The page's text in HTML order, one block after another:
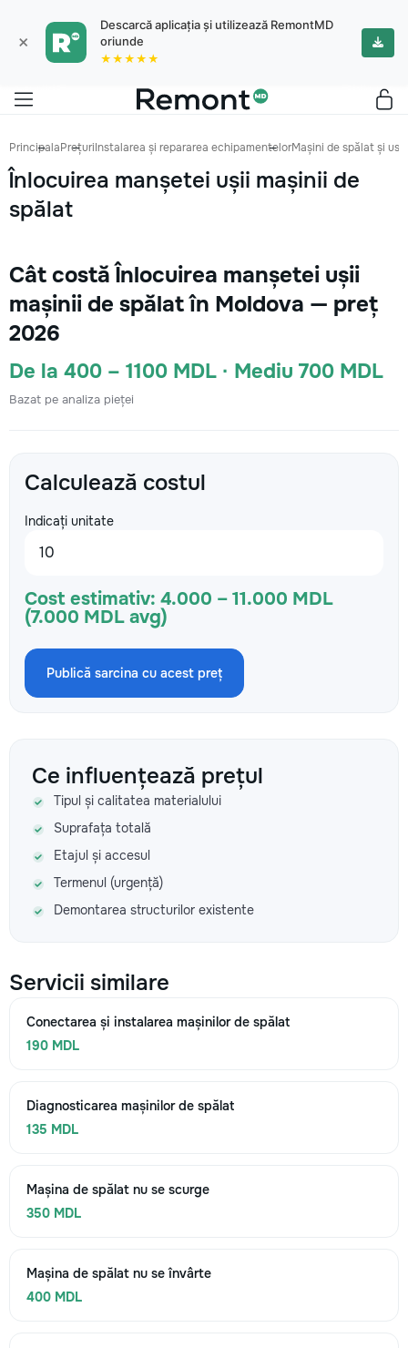
×
Descarcă aplicația și utilizează RemontMD
oriunde
★★★★★
PrincipalaPrețuriInstalarea și repararea echipamentelorMașini de spălat și
Înlocuirea manșetei ușii mașinii de
spălat
Cât costă Înlocuirea manșetei ușii
mașinii de spălat în Moldova — preț
2026
De la 400 – 1100 MDL · Mediu 700 MDL
Bazat pe analiza pieței
Calculează costul
Indicați unitate
Cost estimativ: 4.000 – 11.000 MDL
(7.000 MDL avg)
Publică sarcina cu acest preț
Ce influențează prețul
Tipul și calitatea materialului
Suprafața totală
Etajul și accesul
Termenul (urgență)
Demontarea structurilor existente
Servicii similare
Conectarea și instalarea mașinilor de spălat
190 MDL
Diagnosticarea mașinilor de spălat
135 MDL
Mașina de spălat nu se scurge
350 MDL
Mașina de spălat nu se învârte
400 MDL